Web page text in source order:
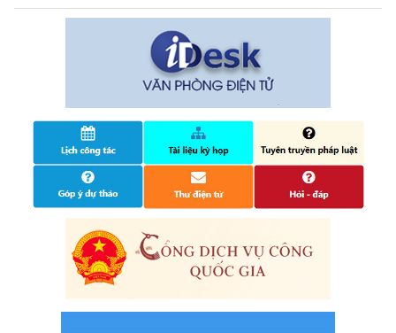
Quyết định công bố nhóm thủ tục hành chính liên thông
điện tử, khai sinh, cấp thẻ bảo hiểm y tế trẻ em dưới 6
tuổi, đăng ký tạm trú
25/06/2024